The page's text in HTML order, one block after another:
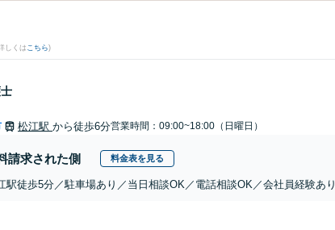
しくはこちら)
松江駅 から徒歩6分営業時間：09:00~18:00（日曜日）
請求された側 料金表を見る
駅徒歩5分／駐車場あり／当日相談OK／電話相談OK／会社員経験あり